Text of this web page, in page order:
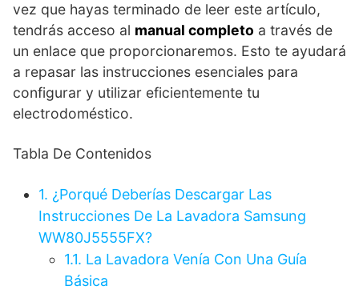
vez que hayas terminado de leer este artículo,
tendrás acceso al manual completo a través de
un enlace que proporcionaremos. Esto te ayudará
a repasar las instrucciones esenciales para
configurar y utilizar eficientemente tu
electrodoméstico.
Tabla De Contenidos
1. ¿Porqué Deberías Descargar Las
Instrucciones De La Lavadora Samsung
WW80J5555FX?
1.1. La Lavadora Venía Con Una Guía
Básica